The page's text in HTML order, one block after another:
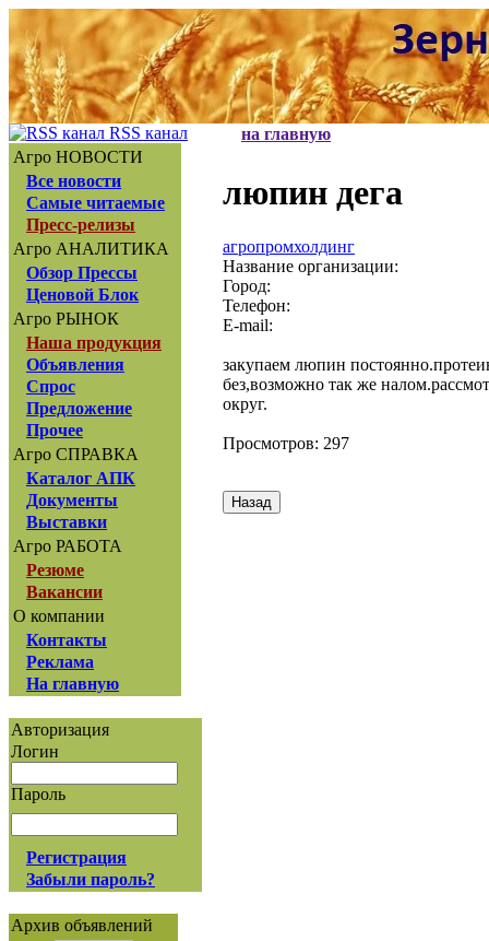
RSS канал
Агро НОВОСТИ
Все новости
Самые читаемые
Пресс-релизы
Агро АНАЛИТИКА
Обзор Прессы
Ценовой Блок
Агро РЫНОК
Наша продукция
Объявления
Спрос
Предложение
Прочее
Агро СПРАВКА
Каталог АПК
Документы
Выставки
Агро РАБОТА
Резюме
Вакансии
О компании
Контакты
Реклама
На главную
Авторизация
Логин
Пароль
Регистрация
Забыли пароль?
Архив объявлений
на главную
люпин дега
агропромхолдинг
Название организации:
Город:
Телефон:
E-mail:
закупаем люпин
без,возможно так же
округ.
Просмотров: 297